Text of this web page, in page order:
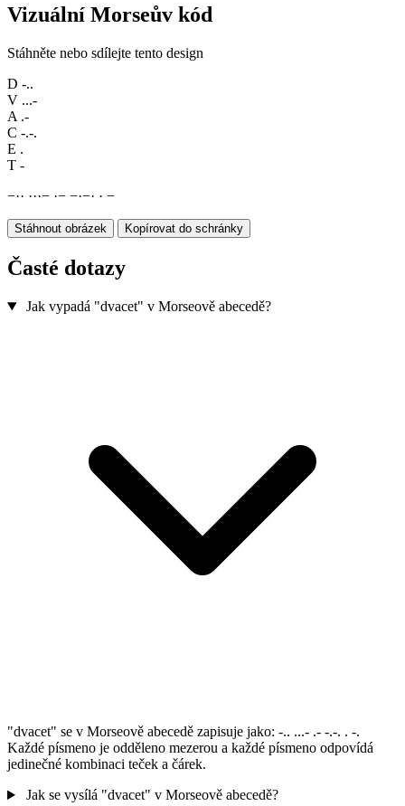
Vizuální Morseův kód
Stáhněte nebo sdílejte tento design
D -..
V ...-
A .-
C -.-.
E .
T -
−·· ···− ·− −·−· · −
Stáhnout obrázek Kopírovat do schránky
Časté dotazy
Jak vypadá "dvacet" v Morseově abecedě?
"dvacet" se v Morseově abecedě zapisuje jako: -.. ...- .- -.-. . -.
Každé písmeno je odděleno mezerou a každé písmeno odpovídá
jedinečné kombinaci teček a čárek.
Jak se vysílá "dvacet" v Morseově abecedě?